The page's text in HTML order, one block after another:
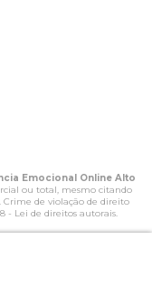
Emocional Online Alto
ou total, mesmo citando
Crime de violação de direito
- Lei de direitos autorais.